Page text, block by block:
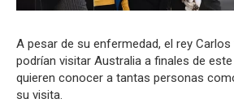
A pesar de su enfermedad, el rey Carlos
podrían visitar Australia a finales de
quieren conocer a tantas personas
su visita.